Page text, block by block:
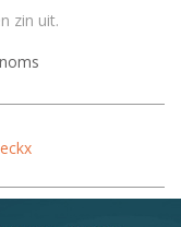
zin uit.